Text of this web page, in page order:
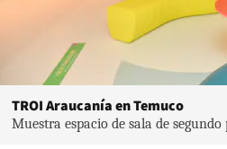
TROI Araucanía en Temuco
Muestra espacio de sala de segundo